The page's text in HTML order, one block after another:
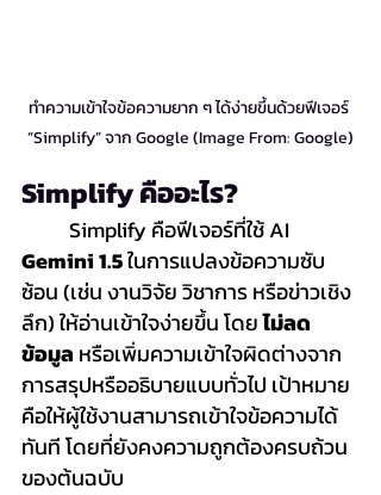
ทำความเข้าใจข้อความยาก ๆ ได้ง่ายขึ้นด้วยฟีเจอร์
“Simplify” จาก Google (Image From: Google)
Simplify คืออะไร?
	Simplify คือฟีเจอร์ที่ใช้ AI
Gemini 1.5 ในการแปลงข้อความซับ
ซ้อน (เช่น งานวิจัย วิชาการ หรือข่าวเชิง
ลึก) ให้อ่านเข้าใจง่ายขึ้น โดย ไม่ลด
ข้อมูล หรือเพิ่มความเข้าใจผิดต่างจาก
การสรุปหรืออธิบายแบบทั่วไป เป้าหมาย
คือให้ผู้ใช้งานสามารถเข้าใจข้อความได้
ทันที โดยที่ยังคงความถูกต้องครบถ้วน
ของต้นฉบับ